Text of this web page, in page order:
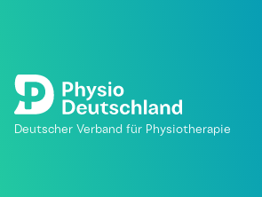
Deutscher Verband für Physiotherapie